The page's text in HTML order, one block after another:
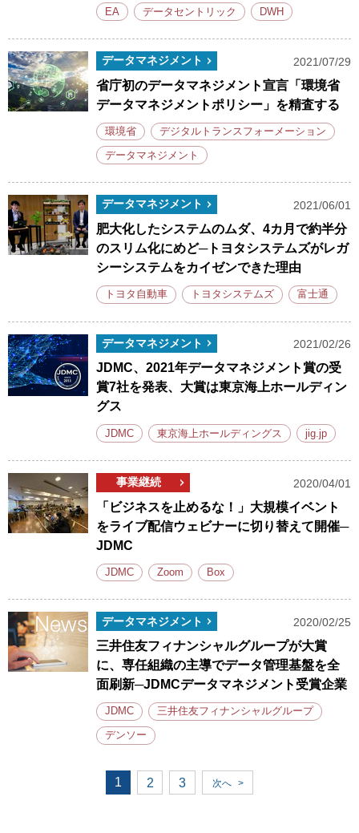
EA データセントリック DWH
データマネジメント 2021/07/29
省庁初のデータマネジメント宣言「環境省
データマネジメントポリシー」を精査する
環境省 デジタルトランスフォーメーション
データマネジメント
データマネジメント 2021/06/01
肥大化したシステムのムダ、4カ月で約半分
のスリム化にめど─トヨタシステムズがレガ
シーシステムをカイゼンできた理由
トヨタ自動車 トヨタシステムズ 富士通
データマネジメント 2021/02/26
JDMC、2021年データマネジメント賞の受
賞7社を発表、大賞は東京海上ホールディン
グス
JDMC 東京海上ホールディングス jig.jp
事業継続 2020/04/01
「ビジネスを止めるな！」大規模イベント
をライブ配信ウェビナーに切り替えて開催─
JDMC
JDMC Zoom Box
データマネジメント 2020/02/25
三井住友フィナンシャルグループが大賞
に、専任組織の主導でデータ管理基盤を全
面刷新─JDMCデータマネジメント受賞企業
JDMC 三井住友フィナンシャルグループ
デンソー
1 2 3 次へ >